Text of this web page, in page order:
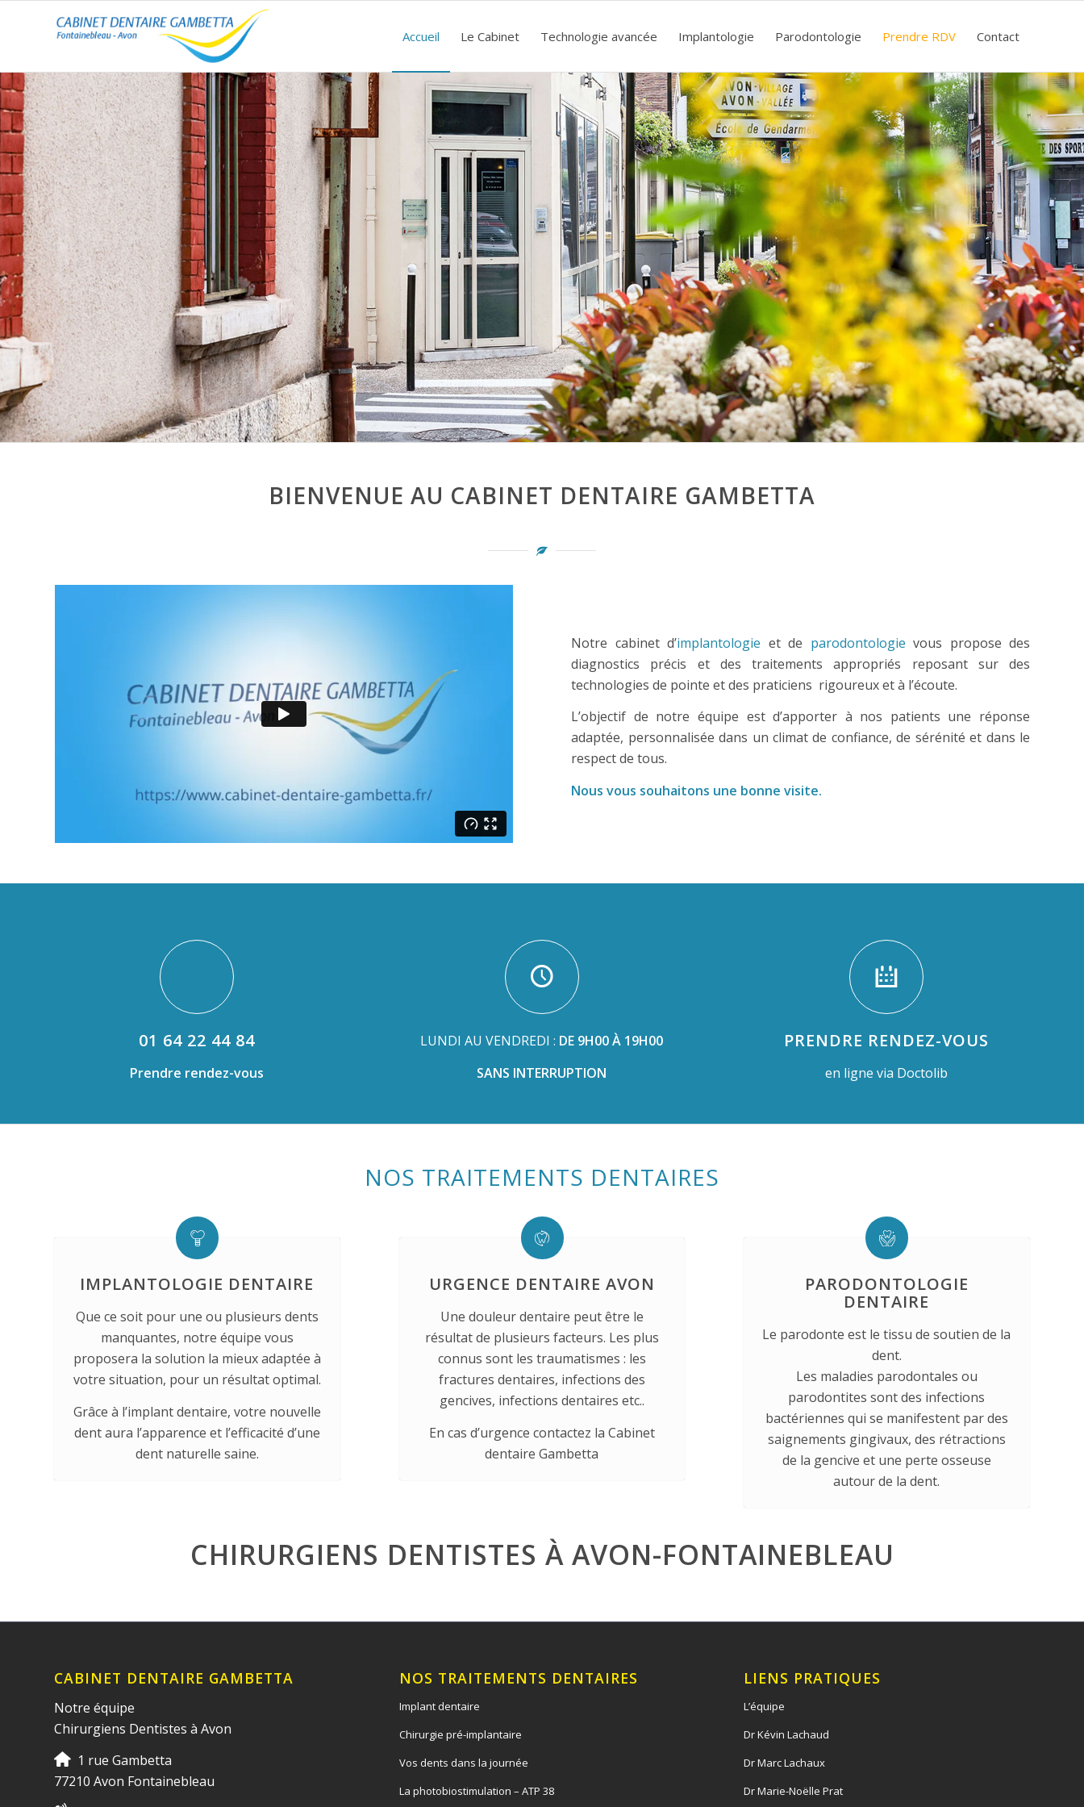
Accueil Le Cabinet Technologie avancée Implantologie Parodontologie Prendre RDV Contact
BIENVENUE AU CABINET DENTAIRE GAMBETTA
Notre cabinet d’implantologie et de parodontologie vous propose des
diagnostics précis et des traitements appropriés reposant sur des
technologies de pointe et des praticiens rigoureux et à l’écoute.
L’objectif de notre équipe est d’apporter à nos patients une réponse
adaptée, personnalisée dans un climat de confiance, de sérénité et dans le
respect de tous.
Nous vous souhaitons une bonne visite.
01 64 22 44 84
Prendre rendez-vous
LUNDI AU VENDREDI : DE 9H00 À 19H00
SANS INTERRUPTION
PRENDRE RENDEZ-VOUS
en ligne via Doctolib
NOS TRAITEMENTS DENTAIRES
IMPLANTOLOGIE DENTAIRE
Que ce soit pour une ou plusieurs dents
manquantes, notre équipe vous
proposera la solution la mieux adaptée à
votre situation, pour un résultat optimal.
Grâce à l’implant dentaire, votre nouvelle
dent aura l’apparence et l’efficacité d’une
dent naturelle saine.
URGENCE DENTAIRE AVON
Une douleur dentaire peut être le
résultat de plusieurs facteurs. Les plus
connus sont les traumatismes : les
fractures dentaires, infections des
gencives, infections dentaires etc..
En cas d’urgence contactez la Cabinet
dentaire Gambetta
PARODONTOLOGIE
DENTAIRE
Le parodonte est le tissu de soutien de la
dent.
Les maladies parodontales ou
parodontites sont des infections
bactériennes qui se manifestent par des
saignements gingivaux, des rétractions
de la gencive et une perte osseuse
autour de la dent.
CHIRURGIENS DENTISTES À AVON-FONTAINEBLEAU
CABINET DENTAIRE GAMBETTA
Notre équipe
Chirurgiens Dentistes à Avon
1 rue Gambetta
77210 Avon Fontainebleau
NOS TRAITEMENTS DENTAIRES
Implant dentaire
Chirurgie pré-implantaire
Vos dents dans la journée
La photobiostimulation – ATP 38
LIENS PRATIQUES
L’équipe
Dr Kévin Lachaud
Dr Marc Lachaux
Dr Marie-Noëlle Prat